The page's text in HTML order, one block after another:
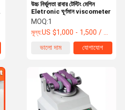
উচ্চ নির্ভুলতা রাবার টেস্টিং মেশিন
Eletronic ঘূর্ণমান viscometer
MOQ:1
মূল্য:US $1,000 - 1,500 / Set
ভালো দাম
যোগাযোগ